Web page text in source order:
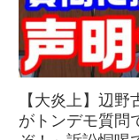
【大炎上】辺
がトンデモ質問